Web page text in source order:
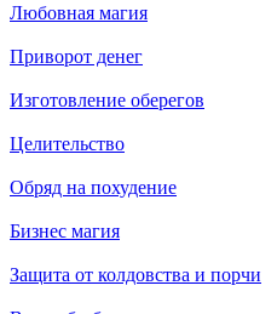
Любовная магия
Приворот денег
Изготовление оберегов
Целительство
Обряд на похудение
Бизнес магия
Защита от колдовства и порчи